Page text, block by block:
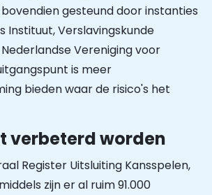
gesteund door instanties
Instituut, Verslavingskunde
Vereniging voor
is meer
bieden waar de risico's het
verbeterd worden
Register Uitsluiting Kansspelen,
zijn er al ruim 91.000